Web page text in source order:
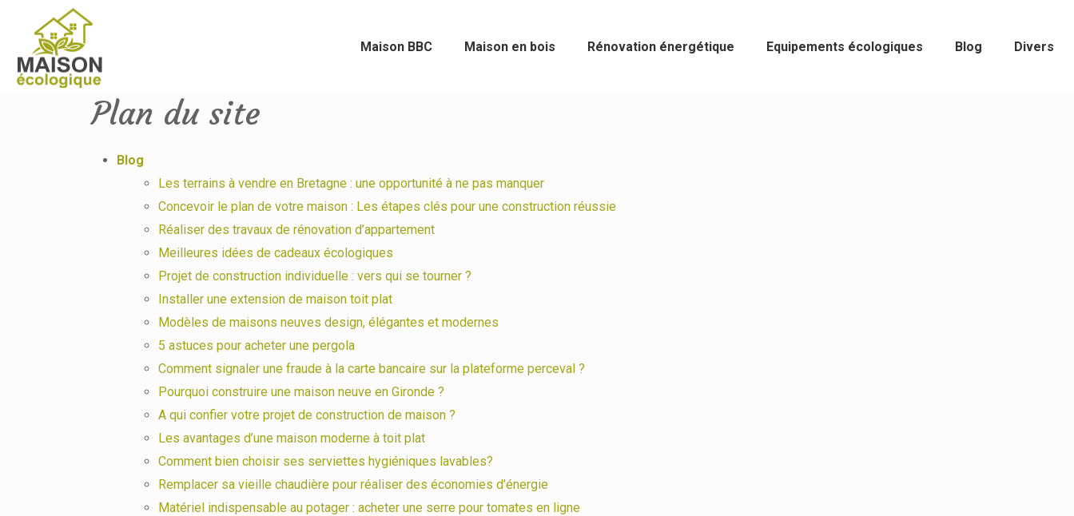
Maison BBC Maison en bois Rénovation énergétique Equipements écologiques Blog Divers
Plan du site
Blog
Les terrains à vendre en Bretagne : une opportunité à ne pas manquer
Concevoir le plan de votre maison : Les étapes clés pour une construction réussie
Réaliser des travaux de rénovation d’appartement
Meilleures idées de cadeaux écologiques
Projet de construction individuelle : vers qui se tourner ?
Installer une extension de maison toit plat
Modèles de maisons neuves design, élégantes et modernes
5 astuces pour acheter une pergola
Comment signaler une fraude à la carte bancaire sur la plateforme perceval ?
Pourquoi construire une maison neuve en Gironde ?
A qui confier votre projet de construction de maison ?
Les avantages d’une maison moderne à toit plat
Comment bien choisir ses serviettes hygiéniques lavables?
Remplacer sa vieille chaudière pour réaliser des économies d’énergie
Matériel indispensable au potager : acheter une serre pour tomates en ligne